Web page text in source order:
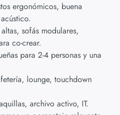
ergonómicos, buena
sofás modulares,
co-crear.
para 2-4 personas y una
lounge, touchdown
archivo activo, IT.